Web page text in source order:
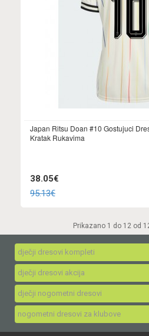
Japan Ritsu Doan #10 Gostujuci
Kratak Rukavima
38.05€
95.13€
Prikazano 1 do 12 od
dječji dresovi kompleti
dječji dresovi akcija
dječji nogometni dresovi
nogometni dresovi za klubove